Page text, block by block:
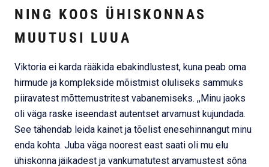
NING KOOS ÜHISKONNAS
MUUTUSI LUUA
Viktoria ei karda rääkida ebakindlustest, kuna peab oma
hirmude ja komplekside mõistmist oluliseks sammuks
piiravatest mõttemustritest vabanemiseks. ,,Minu jaoks
oli väga raske iseendast autentset arvamust kujundada.
See tähendab leida kainet ja tõelist enesehinnangut minu
enda kohta. Juba väga noorest east saati oli mu elu
ühiskonna jäikadest ja vankumatutest arvamustest sõna